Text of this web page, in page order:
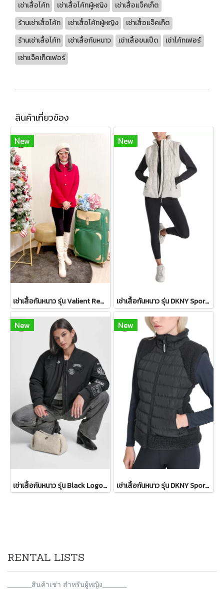
เช่าเสื้อโค้ท เช่าเสื้อโค้ทผู้หญิง
เช่าเสื้อแจ็คเก็ต
ร้านเช่าเสื้อโค้ท
เช่าเสื้อโค้ทผู้หญิง
เช่าเสื้อแจ็คเก็ต
ร้านเช่าเสื้อโค้ท
เช่าเสื้อกันหนาว เช่าเสื้อขนเป็ด
เช่าโค้ทเฟอร์
เช่าแจ็คเก็ตเฟอร์
สินค้าเกี่ยวข้อง
New
เช่าเสื้อกันหนาว รุ่น Valient Red PeaCoat 2110GCL1689FARE1
New
เช่าเสื้อกันหนาว รุ่น DKNY Sport Sherpa-Trim Puffer Vest - Ivory WINTERCLOTHFA0151
New
เช่าเสื้อกันหนาว รุ่น Black Logo Patch Bomber Jacket WINTERCLOTHFA0298
New
เช่าเสื้อกันหนาว รุ่น DKNY Sport Sherpa-Trim Puffer Vest WINTERCLOTHFA0297
RENTAL LISTS
________สินค้าเช่า สำหรับผู้หญิง________